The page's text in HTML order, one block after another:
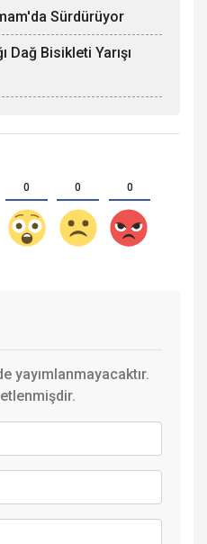
Sürdürüyor
Dağ Bisikleti Yarışı
0 0 0
yayımlanmayacaktır.